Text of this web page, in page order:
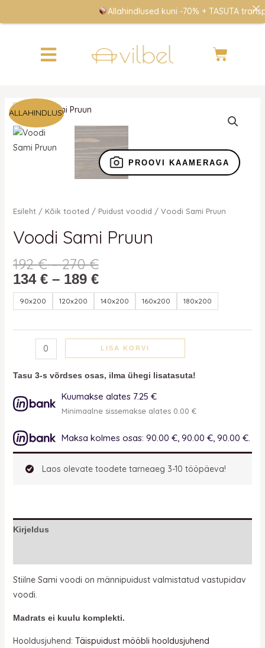
to
Cart
ALLAHINDLUS!
PROOVI KAAMERAGA
Esileht/ Kõik tooted / Puidust voodid / Voodi Sami Pruun
Voodi Sami Pruun
192€ – 270€
192 €
kuni
270 €
134 € – 189 €
134 €
kuni
189 €
90x200 120x200 140x200 160x200 180x200
Voodi
Sami
Pruun
kogus
LISA KORVI
Tasu 3-s võrdses osas, ilma ühegi lisatasuta!
Kuumakse alates 7.25 €
Minimaalne sissemakse alates 0.00 €
Maksa kolmes osas: 90.00 €, 90.00 €, 90.00 €.
Laos olevate toodete tarneaeg 3-10 tööpäeva!
Kirjeldus
Stiilne Sami voodi on männipuidust valmistatud vastupidav
voodi.
Madrats ei kuulu komplekti.
Hooldusjuhend: Täispuidust mööbli hooldusjuhend
Allahindlused kuni -70% + TASUTA